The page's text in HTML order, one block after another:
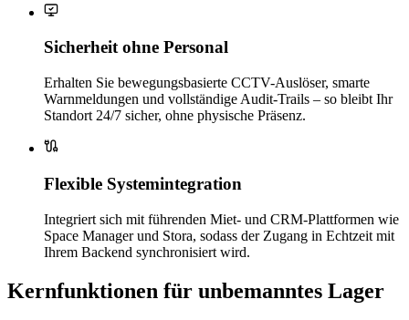
Sicherheit ohne Personal
Erhalten Sie bewegungsbasierte CCTV-Auslöser, smarte
Warnmeldungen und vollständige Audit-Trails – so bleibt Ihr
Standort 24/7 sicher, ohne physische Präsenz.
Flexible Systemintegration
Integriert sich mit führenden Miet- und CRM-Plattformen wie
Space Manager und Stora, sodass der Zugang in Echtzeit mit
Ihrem Backend synchronisiert wird.
Kernfunktionen für unbemanntes Lager